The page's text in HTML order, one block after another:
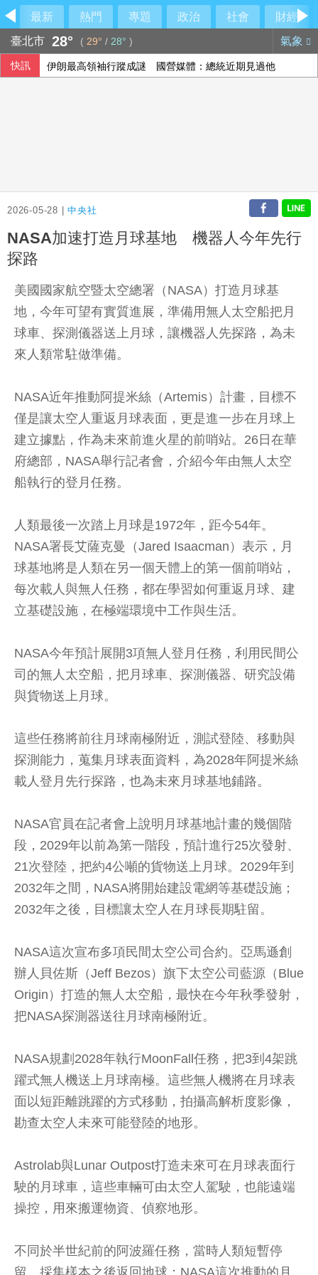
最新 熱門 專題 政治 社會
財經
臺北市 28° ( 29° / 28° ) 氣象
快訊 伊朗最高領袖行蹤成謎 國營媒體：總統近期見過他
2026-05-28 |中央社
NASA加速打造月球基地 機器人今年先行
探路
美國國家航空暨太空總署（NASA）打造月球基
地，今年可望有實質進展，準備用無人太空船把月
球車、探測儀器送上月球，讓機器人先探路，為未
來人類常駐做準備。
NASA近年推動阿提米絲（Artemis）計畫，目標不
僅是讓太空人重返月球表面，更是進一步在月球上
建立據點，作為未來前進火星的前哨站。26日在華
府總部，NASA舉行記者會，介紹今年由無人太空
船執行的登月任務。
人類最後一次踏上月球是1972年，距今54年。
NASA署長艾薩克曼（Jared Isaacman）表示，月
球基地將是人類在另一個天體上的第一個前哨站，
每次載人與無人任務，都在學習如何重返月球、建
立基礎設施，在極端環境中工作與生活。
NASA今年預計展開3項無人登月任務，利用民間公
司的無人太空船，把月球車、探測儀器、研究設備
與貨物送上月球。
這些任務將前往月球南極附近，測試登陸、移動與
探測能力，蒐集月球表面資料，為2028年阿提米絲
載人登月先行探路，也為未來月球基地鋪路。
NASA官員在記者會上說明月球基地計畫的幾個階
段，2029年以前為第一階段，預計進行25次發射、
21次登陸，把約4公噸的貨物送上月球。2029年到
2032年之間，NASA將開始建設電網等基礎設施；
2032年之後，目標讓太空人在月球長期駐留。
NASA這次宣布多項民間太空公司合約。亞馬遜創
辦人貝佐斯（Jeff Bezos）旗下太空公司藍源（Blue
Origin）打造的無人太空船，最快在今年秋季發射，
把NASA探測器送往月球南極附近。
NASA規劃2028年執行MoonFall任務，把3到4架跳
躍式無人機送上月球南極。這些無人機將在月球表
面以短距離跳躍的方式移動，拍攝高解析度影像，
勘查太空人未來可能登陸的地形。
Astrolab與Lunar Outpost打造未來可在月球表面行
駛的月球車，這些車輛可由太空人駕駛，也能遠端
操控，用來搬運物資、偵察地形。
不同於半世紀前的阿波羅任務，當時人類短暫停
留、採集樣本之後返回地球；NASA這次推動的月